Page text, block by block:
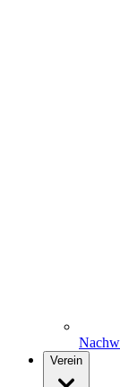
Verein